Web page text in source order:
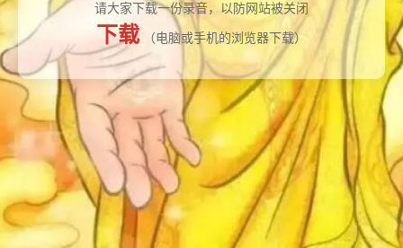
请大家下载一份录音，以防网站被关闭
下载 （电脑或手机的浏览器下载）